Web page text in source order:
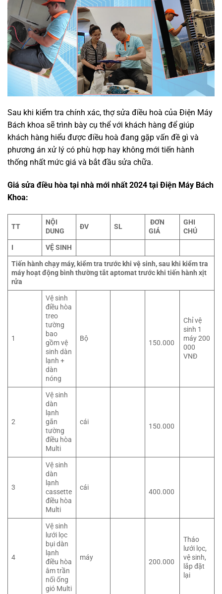
Sau khi kiểm tra chính xác, thợ sửa điều hoà của Điện Máy
Bách khoa sẽ trình bày cụ thể với khách hàng để giúp
khách hàng hiểu được điều hoà đang gặp vấn đề gì và
phương án xử lý có phù hợp hay không mới tiến hành
thống nhất mức giá và bắt đầu sửa chữa.
Giá sửa điều hòa tại nhà mới nhất 2024 tại Điện Máy Bách
Khoa:
TT
NỘI
DUNG
ĐV SL
ĐƠN
GIÁ
GHI
CHÚ
I
VỆ SINH
Tiến hành chạy máy, kiểm tra trước khi vệ sinh, sau khi kiểm tra
máy hoạt động bình thường tắt aptomat trước khi tiến hành xịt
rửa
1
Vệ sinh
điều hòa
treo
tường
bao
gồm vệ
sinh dàn
lạnh +
dàn
nóng
Bộ
150.000
Chỉ vệ
sinh 1
máy 200
000
VNĐ
2
Vệ sinh
dàn
lạnh
gắn
tường
điều hòa
Multi
cái
150.000
3
Vệ sinh
dàn
lạnh
cassette
điều hòa
Multi
cái
400.000
4
Vệ sinh
lưới lọc
bụi dàn
lạnh
điều hòa
âm trần
nối ống
gió Multi
máy
200.000
Tháo
lưới lọc,
vệ sinh,
lắp đặt
lại